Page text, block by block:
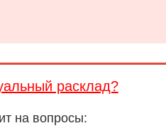
расклад?
на вопросы: